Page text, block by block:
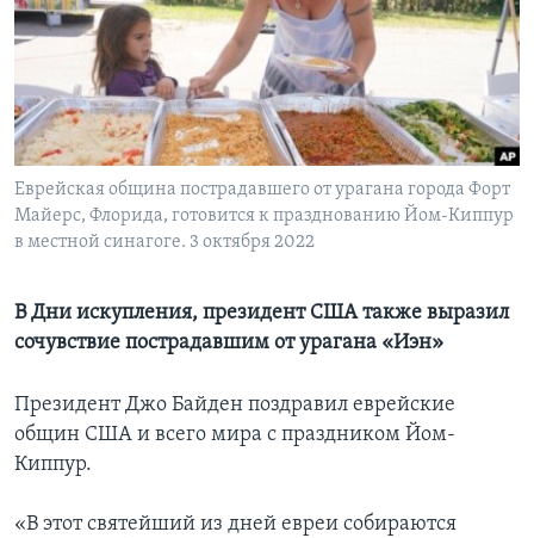
Learning English
СОЦИАЛЬНЫЕ СЕТИ
Языки
Еврейская община пострадавшего от урагана города Форт
Майерс, Флорида, готовится к празднованию Йом-Киппур
в местной синагоге. 3 октября 2022
В Дни искупления, президент США также выразил
сочувствие пострадавшим от урагана «Иэн»
Президент Джо Байден поздравил еврейские
общин США и всего мира с праздником Йом-
Киппур.
«В этот святейший из дней евреи собираются